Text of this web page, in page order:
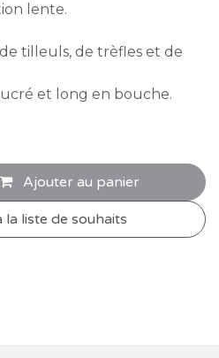
lente.
tilleuls, de trèfles et de
et long en bouche.
Ajouter au panier
la liste de souhaits